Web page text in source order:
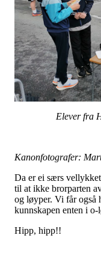
Elever fra
Kanonfotografer:
Da er ei særs
til at ikke brorparten
og løyper. Vi får også
kunnskapen enten i
Hipp, hipp!!